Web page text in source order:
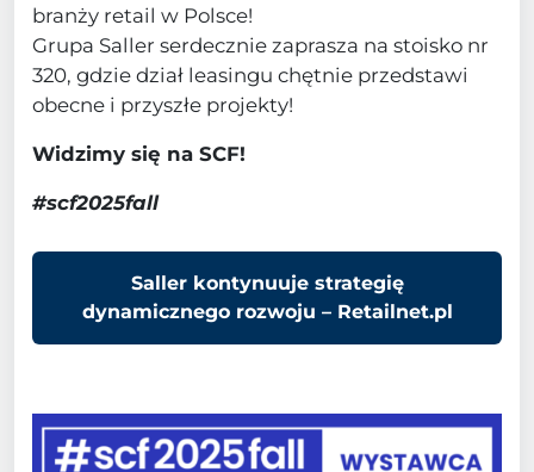
branży retail w Polsce!
Grupa Saller serdecznie zaprasza na stoisko nr
320, gdzie dział leasingu chętnie przedstawi
obecne i przyszłe projekty!
Widzimy się na SCF!
#scf2025fall
Saller kontynuuje strategię
dynamicznego rozwoju – Retailnet.pl